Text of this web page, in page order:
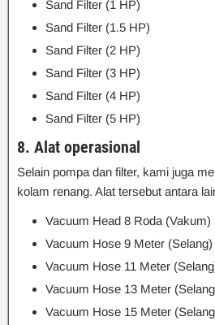
Sand Filter (1 HP)
Sand Filter (1.5 HP)
Sand Filter (2 HP)
Sand Filter (3 HP)
Sand Filter (4 HP)
Sand Filter (5 HP)
8. Alat operasional
Selain pompa dan filter, kami juga
kolam renang. Alat tersebut antara
Vacuum Head 8 Roda (Vakum)
Vacuum Hose 9 Meter (Selang)
Vacuum Hose 11 Meter
Vacuum Hose 13 Meter
Vacuum Hose 15 Meter